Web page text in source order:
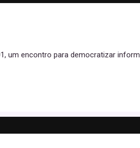
um encontro para democratizar